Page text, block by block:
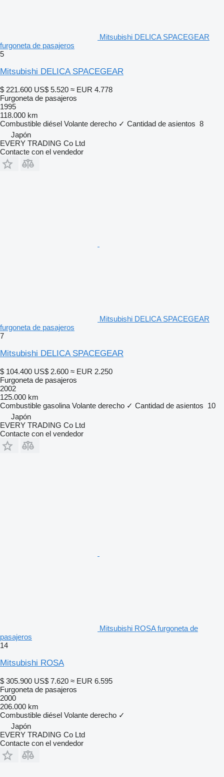
Mitsubishi DELICA SPACEGEAR
furgoneta de pasajeros
5
Mitsubishi DELICA SPACEGEAR
$ 221.600 US$ 5.520 ≈ EUR 4.778
Furgoneta de pasajeros
1995
118.000 km
Combustible diésel Volante derecho ✓ Cantidad de asientos 8
Japón
EVERY TRADING Co Ltd
Contacte con el vendedor
Mitsubishi DELICA SPACEGEAR
furgoneta de pasajeros
7
Mitsubishi DELICA SPACEGEAR
$ 104.400 US$ 2.600 ≈ EUR 2.250
Furgoneta de pasajeros
2002
125.000 km
Combustible gasolina Volante derecho ✓ Cantidad de asientos 10
Japón
EVERY TRADING Co Ltd
Contacte con el vendedor
Mitsubishi ROSA furgoneta de
pasajeros
14
Mitsubishi ROSA
$ 305.900 US$ 7.620 ≈ EUR 6.595
Furgoneta de pasajeros
2000
206.000 km
Combustible diésel Volante derecho ✓
Japón
EVERY TRADING Co Ltd
Contacte con el vendedor